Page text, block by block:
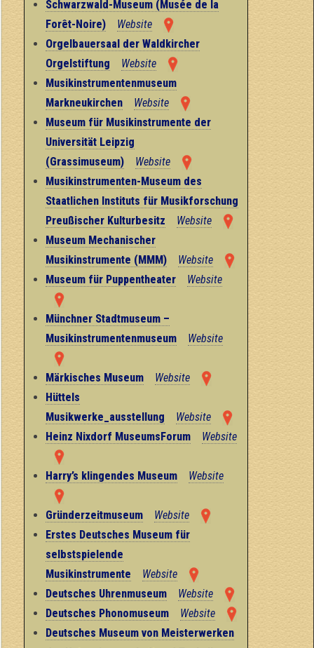
Schwarzwald-Museum (Musée de la
Forêt-Noire)
Website
Orgelbauersaal der Waldkircher
Orgelstiftung
Website
Musikinstrumentenmuseum
Markneukirchen
Website
Museum für Musikinstrumente der
Universität Leipzig
(Grassimuseum)
Website
Musikinstrumenten-Museum des
Staatlichen Instituts für Musikforschung
Preußischer Kulturbesitz
Website
Museum Mechanischer
Musikinstrumente (MMM)
Website
Museum für Puppentheater
Website
Münchner Stadtmuseum –
Musikinstrumentenmuseum
Website
Märkisches Museum
Website
Hüttels
Musikwerke_ausstellung
Website
Heinz Nixdorf MuseumsForum
Website
Harry’s klingendes Museum Website
Gründerzeitmuseum
Website
Erstes Deutsches Museum für
selbstspielende
Musikinstrumente
Website
Deutsches Uhrenmuseum
Website
Deutsches Phonomuseum
Website
Deutsches Museum von Meisterwerken